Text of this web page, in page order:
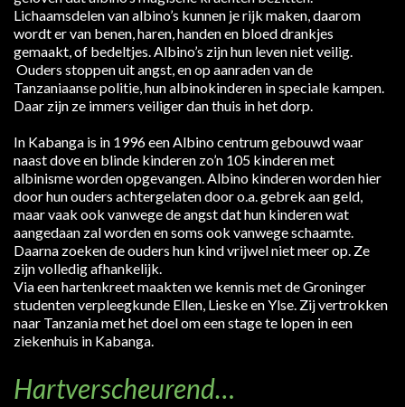
Lichaamsdelen van albino’s kunnen je rijk maken, daarom
wordt er van benen, haren, handen en bloed drankjes
gemaakt, of bedeltjes. Albino’s zijn hun leven niet veilig.
Ouders stoppen uit angst, en op aanraden van de
Tanzaniaanse politie, hun albinokinderen in speciale kampen.
Daar zijn ze immers veiliger dan thuis in het dorp.
In Kabanga is in 1996 een Albino centrum gebouwd waar
naast dove en blinde kinderen zo’n 105 kinderen met
albinisme worden opgevangen. Albino kinderen worden hier
door hun ouders achtergelaten door o.a. gebrek aan geld,
maar vaak ook vanwege de angst dat hun kinderen wat
aangedaan zal worden en soms ook vanwege schaamte.
Daarna zoeken de ouders hun kind vrijwel niet meer op. Ze
zijn volledig afhankelijk.
Via een hartenkreet maakten we kennis met de Groninger
studenten verpleegkunde Ellen, Lieske en Ylse. Zij vertrokken
naar Tanzania met het doel om een stage te lopen in een
ziekenhuis in Kabanga.
Hartverscheurend…